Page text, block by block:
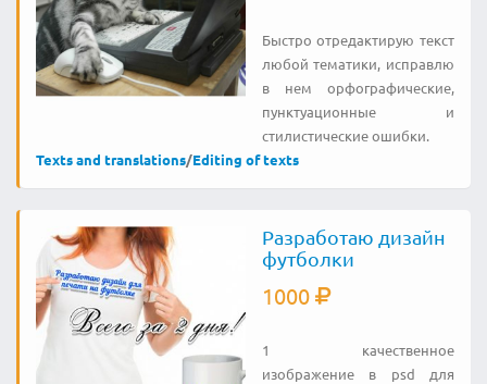
Быстро отредактирую текст
любой тематики, исправлю
в нем орфографические,
пунктуационные и
стилистические ошибки.
Texts and translations/Editing of texts
Разработаю дизайн
футболки
1000
1 качественное
изображение в psd для